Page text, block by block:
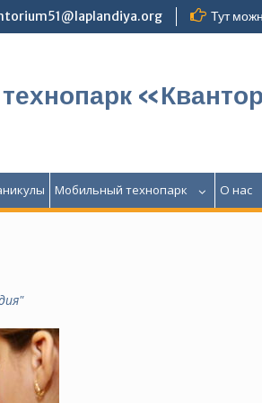
Тут
технопарк
Мобильный технопарк О нас